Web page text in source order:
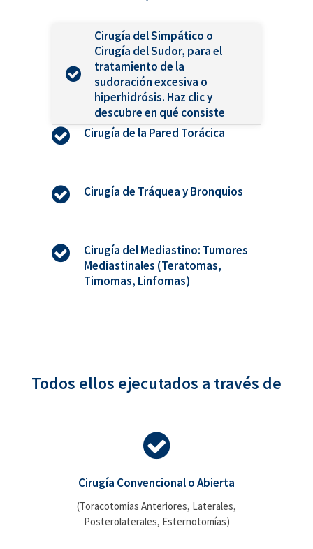
Cirugía del Simpático o
Cirugía del Sudor, para el
tratamiento de la
sudoración excesiva o
hiperhidrósis. Haz clic y
descubre en qué consiste
Cirugía de la Pared Torácica
Cirugía de Tráquea y Bronquios
Cirugía del Mediastino: Tumores
Mediastinales (Teratomas,
Timomas, Linfomas)
Todos ellos ejecutados a través de
Cirugía Convencional o Abierta
(Toracotomías Anteriores, Laterales,
Posterolaterales, Esternotomías)